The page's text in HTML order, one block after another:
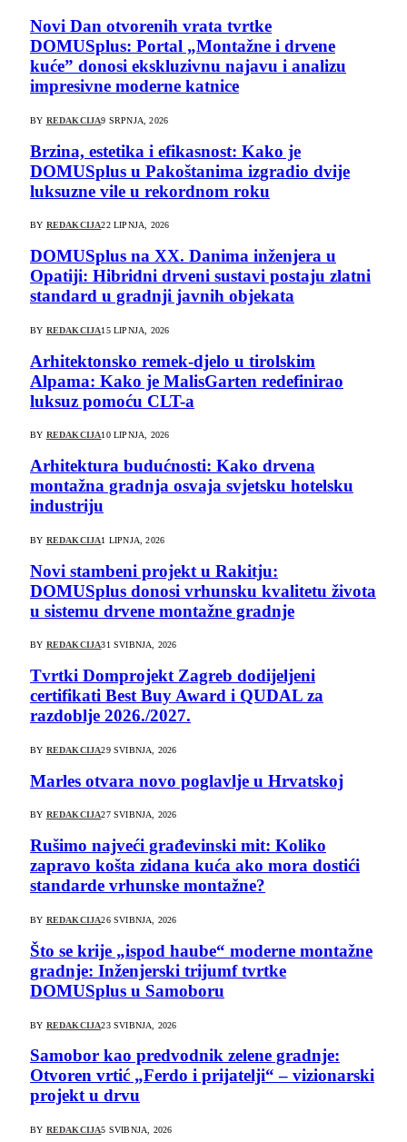
Novi Dan otvorenih vrata tvrtke
DOMUSplus: Portal „Montažne i drvene
kuće” donosi ekskluzivnu najavu i analizu
impresivne moderne katnice
BY REDAKCIJA9 SRPNJA, 2026
Brzina, estetika i efikasnost: Kako je
DOMUSplus u Pakoštanima izgradio dvije
luksuzne vile u rekordnom roku
BY REDAKCIJA22 LIPNJA, 2026
DOMUSplus na XX. Danima inženjera u
Opatiji: Hibridni drveni sustavi postaju zlatni
standard u gradnji javnih objekata
BY REDAKCIJA15 LIPNJA, 2026
Arhitektonsko remek-djelo u tirolskim
Alpama: Kako je MalisGarten redefinirao
luksuz pomoću CLT-a
BY REDAKCIJA10 LIPNJA, 2026
Arhitektura budućnosti: Kako drvena
montažna gradnja osvaja svjetsku hotelsku
industriju
BY REDAKCIJA1 LIPNJA, 2026
Novi stambeni projekt u Rakitju:
DOMUSplus donosi vrhunsku kvalitetu života
u sistemu drvene montažne gradnje
BY REDAKCIJA31 SVIBNJA, 2026
Tvrtki Domprojekt Zagreb dodijeljeni
certifikati Best Buy Award i QUDAL za
razdoblje 2026./2027.
BY REDAKCIJA29 SVIBNJA, 2026
Marles otvara novo poglavlje u Hrvatskoj
BY REDAKCIJA27 SVIBNJA, 2026
Rušimo najveći građevinski mit: Koliko
zapravo košta zidana kuća ako mora dostići
standarde vrhunske montažne?
BY REDAKCIJA26 SVIBNJA, 2026
Što se krije „ispod haube“ moderne montažne
gradnje: Inženjerski trijumf tvrtke
DOMUSplus u Samoboru
BY REDAKCIJA23 SVIBNJA, 2026
Samobor kao predvodnik zelene gradnje:
Otvoren vrtić „Ferdo i prijatelji“ – vizionarski
projekt u drvu
BY REDAKCIJA5 SVIBNJA, 2026